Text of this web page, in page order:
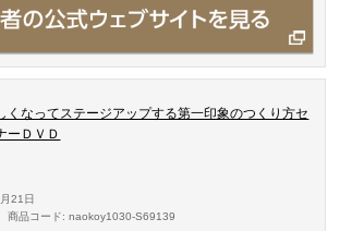
くなってステージアップする第一印象のつくり方セ
ーＤＶＤ
21日
商品コード: naokoy1030-S69139